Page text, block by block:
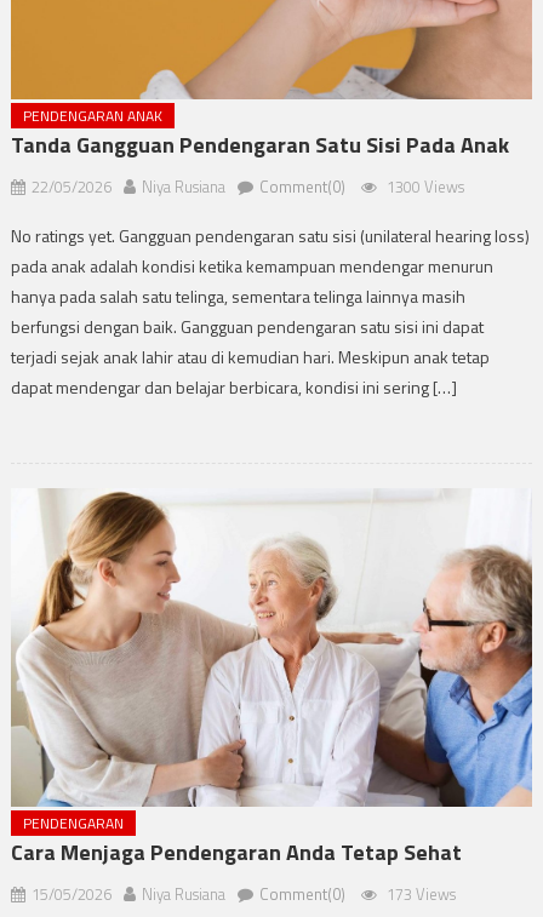
PENDENGARAN ANAK
Tanda Gangguan Pendengaran Satu Sisi Pada Anak
22/05/2026 Niya Rusiana Comment(0) 1300 Views
No ratings yet. Gangguan pendengaran satu sisi (unilateral hearing loss)
pada anak adalah kondisi ketika kemampuan mendengar menurun
hanya pada salah satu telinga, sementara telinga lainnya masih
berfungsi dengan baik. Gangguan pendengaran satu sisi ini dapat
terjadi sejak anak lahir atau di kemudian hari. Meskipun anak tetap
dapat mendengar dan belajar berbicara, kondisi ini sering […]
PENDENGARAN
Cara Menjaga Pendengaran Anda Tetap Sehat
15/05/2026 Niya Rusiana Comment(0) 173 Views